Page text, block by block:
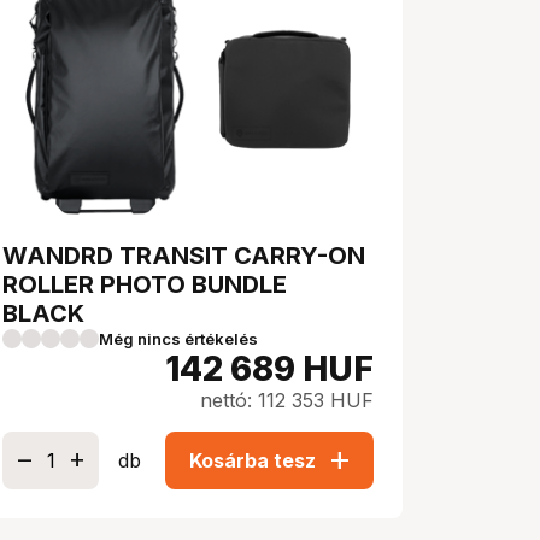
WANDRD TRANSIT CARRY-ON
ROLLER PHOTO BUNDLE
BLACK
Még nincs értékelés
142 689 HUF
nettó: 112 353 HUF
db Kosárba tesz add